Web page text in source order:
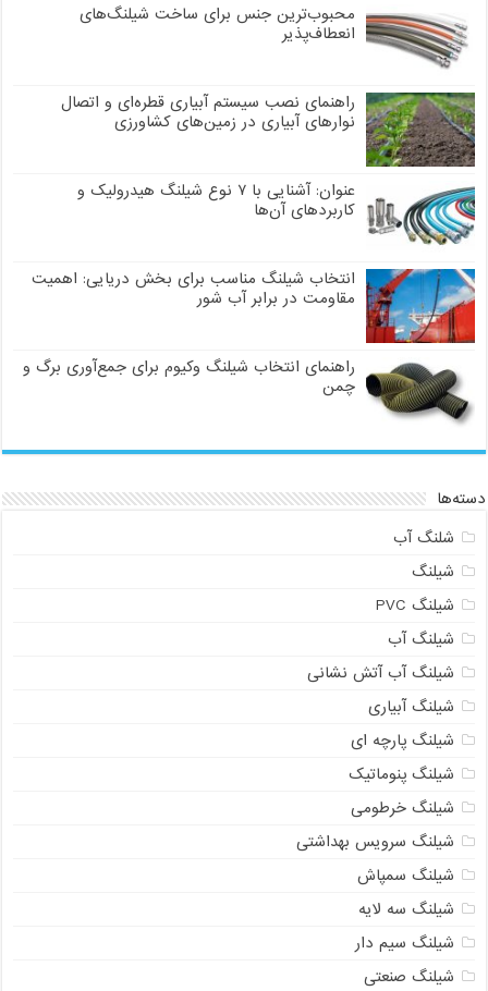
محبوب‌ترین جنس برای ساخت شیلنگ‌های
انعطاف‌پذیر
راهنمای نصب سیستم آبیاری قطره‌ای و اتصال
نوارهای آبیاری در زمین‌های کشاورزی
عنوان: آشنایی با ۷ نوع شیلنگ هیدرولیک و
کاربردهای آن‌ها
انتخاب شیلنگ مناسب برای بخش دریایی: اهمیت
مقاومت در برابر آب شور
راهنمای انتخاب شیلنگ وکیوم برای جمع‌آوری برگ و
چمن
دسته‌ها
شلنگ آب
شیلنگ
شیلنگ PVC
شیلنگ آب
شیلنگ آب آتش نشانی
شیلنگ آبیاری
شیلنگ پارچه ای
شیلنگ پنوماتیک
شیلنگ خرطومی
شیلنگ سرویس بهداشتی
شیلنگ سمپاش
شیلنگ سه لایه
شیلنگ سیم دار
شیلنگ صنعتی